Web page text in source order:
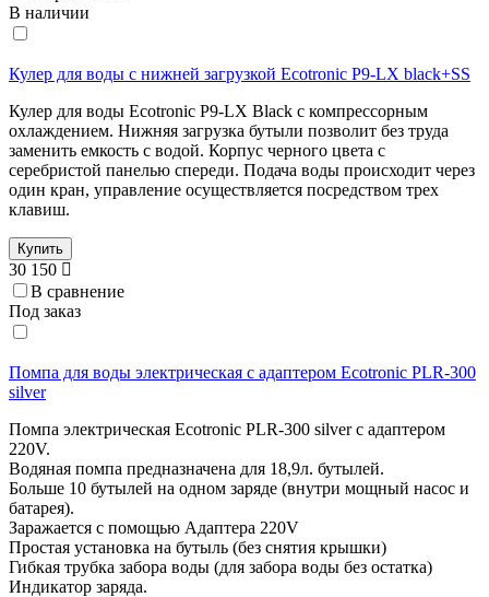
В наличии
Кулер для воды с нижней загрузкой Ecotronic P9-LX black+SS
Кулер для воды Ecotronic P9-LX Black с компрессорным
охлаждением. Нижняя загрузка бутыли позволит без труда
заменить емкость с водой. Корпус черного цвета с
серебристой панелью спереди. Подача воды происходит через
один кран, управление осуществляется посредством трех
клавиш.
Купить
30 150
В сравнение
Под заказ
Помпа для воды электрическая с адаптером Ecotronic PLR-300
silver
Помпа электрическая Ecotronic PLR-300 silver с адаптером
220V.
Водяная помпа предназначена для 18,9л. бутылей.
Больше 10 бутылей на одном заряде (внутри мощный насос и
батарея).
Заражается с помощью Адаптера 220V
Простая установка на бутыль (без снятия крышки)
Гибкая трубка забора воды (для забора воды без остатка)
Индикатор заряда.